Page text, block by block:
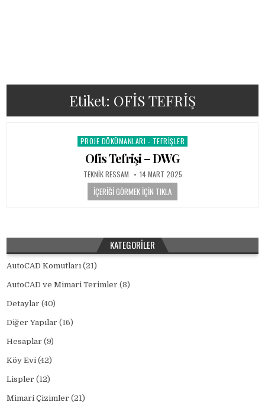
Etiket: OFİS TEFRİŞ
Posted in
PROJE DÖKÜMANLARI - TEFRIŞLER
Ofis Tefrişi – DWG
AUTHOR:
TEKNIK RESSAM PUBLISHED DATE:
14 MART 2025
İÇERIĞI GÖRMEK İÇIN TIKLA
KATEGORILER
AutoCAD Komutları (21)
AutoCAD ve Mimari Terimler (8)
Detaylar (40)
Diğer Yapılar (16)
Hesaplar (9)
Köy Evi (42)
Lispler (12)
Mimari Çizimler (21)